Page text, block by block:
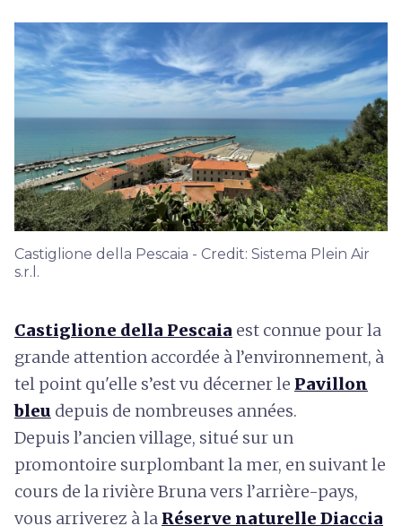
Castiglione della Pescaia - Credit: Sistema Plein Air
s.r.l.
Castiglione della Pescaia est connue pour la
grande attention accordée à l’environnement, à
tel point qu'elle s’est vu décerner le Pavillon
bleu depuis de nombreuses années.
Depuis l’ancien village, situé sur un
promontoire surplombant la mer, en suivant le
cours de la rivière Bruna vers l’arrière-pays,
vous arriverez à la Réserve naturelle Diaccia